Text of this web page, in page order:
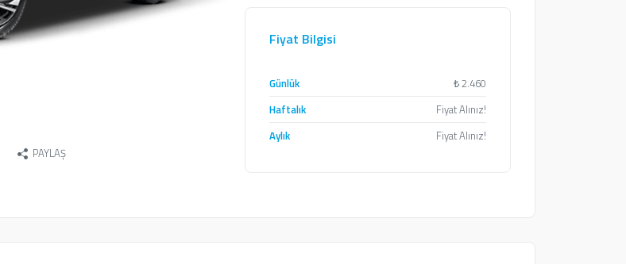
PAYLAŞ
Fiyat Bilgisi
Günlük ₺2.460
Haftalık
Fiyat Alınız!
Aylık
Fiyat Alınız!